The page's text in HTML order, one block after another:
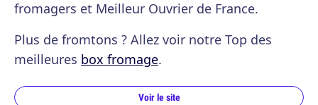
fromagers et Meilleur Ouvrier de France.
Plus de fromtons ? Allez voir notre Top des
meilleures box fromage.
Voir le site